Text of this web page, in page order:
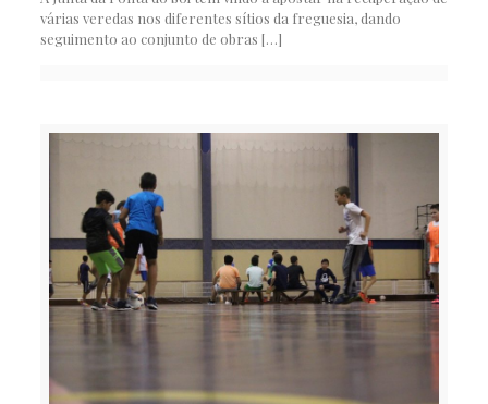
várias veredas nos diferentes sítios da freguesia, dando
seguimento ao conjunto de obras […]